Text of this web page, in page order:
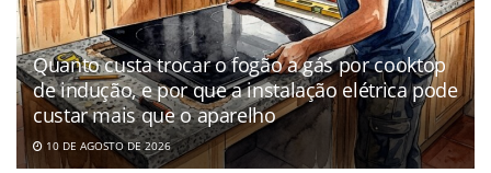
Quanto custa trocar o fogão a gás por cooktop
de indução, e por que a instalação elétrica pode
custar mais que o aparelho
10 DE AGOSTO DE 2026